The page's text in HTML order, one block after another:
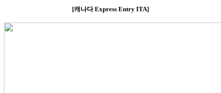
[캐나다Express Entry ITA]